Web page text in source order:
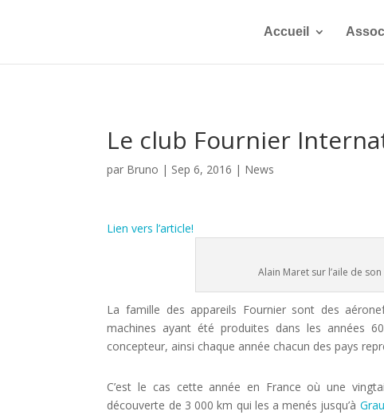
Accueil
Le club Fournier
par Bruno | Sep 6, 2016 | News
Lien vers l’article!
Alain Maret sur l’aile de
La famille des appareils Fournier sont des
machines ayant été produites dans les années
concepteur, ainsi chaque année chacun des pays
C’est le cas cette année en France où une
découverte de 3 000 km qui les a menés jusqu’à